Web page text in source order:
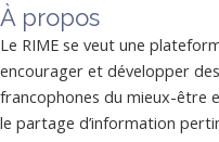
À propos
Le RIME se veut une
encourager et développer
francophones du mieux-être
le partage d’information